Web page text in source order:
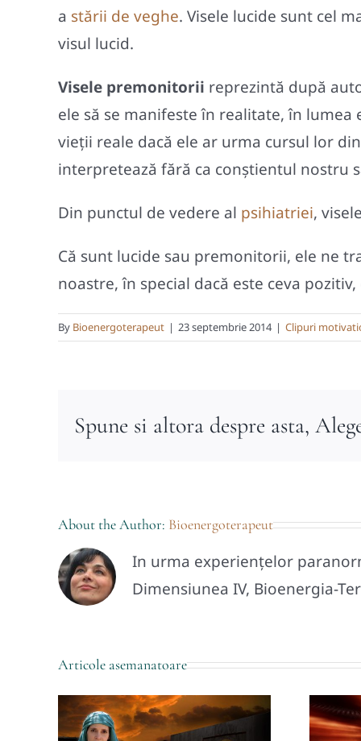
a stării de veghe. Visele lucide sunt cel
visul lucid.
Visele premonitorii reprezintă după
ele să se manifeste în realitate, în
vieții reale dacă ele ar urma cursul lor
interpretează fără ca conștientul nostru
Din punctul de vedere al psihiatriei,
Că sunt lucide sau premonitorii, ele ne
noastre, în special dacă este ceva
By Bioenergoterapeut | 23 septembrie 2014 | Clipuri
Spune si altora despre asta,
About the Author: Bioenergoterapeut
In urma experiențelor
Dimensiunea IV, Bioenergia-
Articole asemanatoare